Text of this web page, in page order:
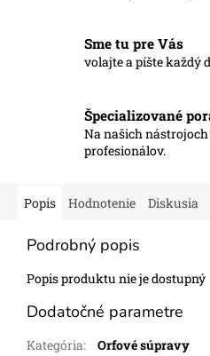
Sme tu pre Vás
volajte a píšte každý
Špecializované
Na našich
profesionálov.
Popis Hodnotenie Diskusia
Podrobný popis
Popis produktu nie je dostupný
Dodatočné parametre
Kategória:
Orfové súpravy